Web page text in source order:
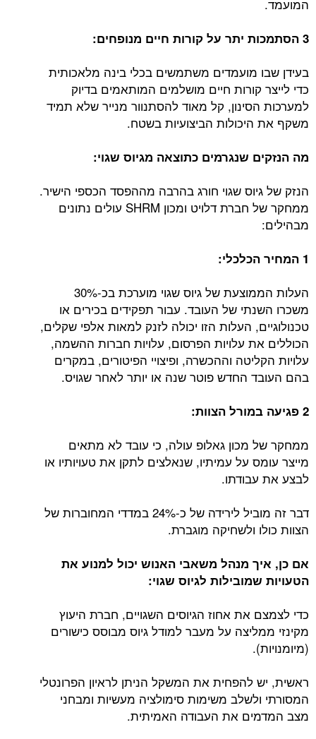
המועמד.
3 הסתמכות יתר על קורות חיים מנופחים:
בעידן שבו מועמדים משתמשים בכלי בינה מלאכותית
כדי לייצר קורות חיים מושלמים המותאמים בדיוק
למערכות הסינון, קל מאוד להסתנוור מנייר שלא תמיד
משקף את היכולות הביצועיות בשטח.
מה הנזקים שנגרמים כתוצאה מגיוס שגוי:
הנזק של גיוס שגוי חורג בהרבה מההפסד הכספי הישיר.
ממחקר של חברת דלויט ומכון SHRM עולים נתונים
מבהילים:
1 המחיר הכלכלי:
העלות הממוצעת של גיוס שגוי מוערכת בכ-30%
משכרו השנתי של העובד. עבור תפקידים בכירים או
טכנולוגיים, העלות הזו יכולה לזנק למאות אלפי שקלים,
הכוללים את עלויות הפרסום, עלויות חברות ההשמה,
עלויות הקליטה וההכשרה, ופיצויי הפיטורים, במקרים
בהם העובד החדש פוטר שנה או יותר לאחר שגויס.
2 פגיעה במורל הצוות:
ממחקר של מכון גאלופ עולה, כי עובד לא מתאים
מייצר עומס על עמיתיו, שנאלצים לתקן את טעויותיו או
לבצע את עבודתו.
דבר זה מוביל לירידה של כ-24% במדדי המחוברות של
הצוות כולו ולשחיקה מוגברת.
אם כן, איך מנהל משאבי האנוש יכול למנוע את
הטעויות שמובילות לגיוס שגוי:
כדי לצמצם את אחוז הגיוסים השגויים, חברת היעוץ
מקינזי ממליצה על מעבר למודל גיוס מבוסס כישורים
(מיומנויות).
ראשית, יש להפחית את המשקל הניתן לראיון הפרונטלי
המסורתי ולשלב משימות סימולציה מעשיות ומבחני
מצב המדמים את העבודה האמיתית.